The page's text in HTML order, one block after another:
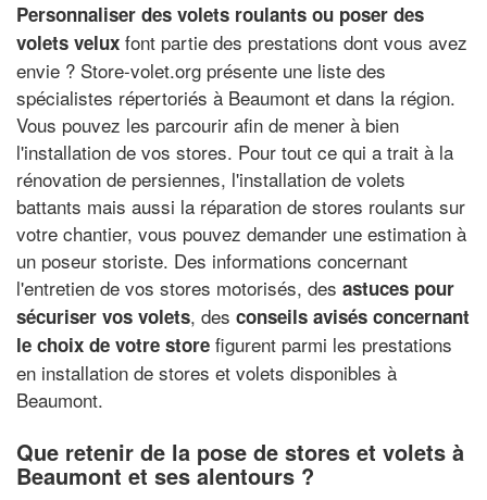
Personnaliser des volets roulants ou poser des
volets velux font partie des prestations dont vous avez
envie ? Store-volet.org présente une liste des
spécialistes répertoriés à Beaumont et dans la région.
Vous pouvez les parcourir afin de mener à bien
l'installation de vos stores. Pour tout ce qui a trait à la
rénovation de persiennes, l'installation de volets
battants mais aussi la réparation de stores roulants sur
votre chantier, vous pouvez demander une estimation à
un poseur storiste. Des informations concernant
l'entretien de vos stores motorisés, des astuces pour
sécuriser vos volets, des conseils avisés concernant
le choix de votre store figurent parmi les prestations
en installation de stores et volets disponibles à
Beaumont.
Que retenir de la pose de stores et volets à
Beaumont et ses alentours ?